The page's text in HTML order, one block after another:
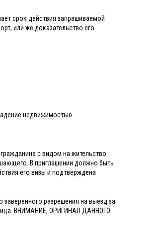
срок действия запрашиваемой
или же доказательство его
недвижимостью.
с видом на жительство
В приглашении должно быть
его визы и подтверждена
разрешения на выезд за
ВНИМАНИЕ, ОРИГИНАЛ ДАННОГО